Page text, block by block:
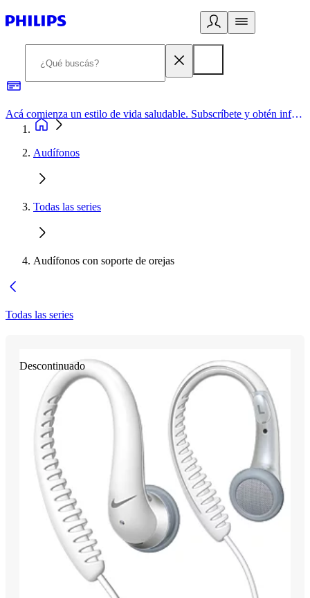
Acá comienza un estilo de vida saludable. Subscríbete y obtén información de primera mano
Audífonos
Todas las series
Audífonos con soporte de orejas
Todas las series
Descontinuado